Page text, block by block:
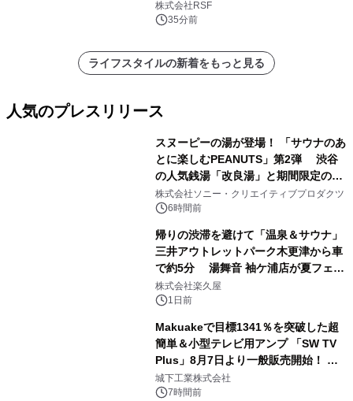
株式会社RSF
35分前
ライフスタイルの新着をもっと見る
人気のプレスリリース
スヌーピーの湯が登場！ 「サウナのあ
とに楽しむPEANUTS」第2弾 渋谷
の人気銭湯「改良湯」と期間限定のコ
ラボレーション サウナイキタイコラ
ボグッズも発売決定！
株式会社ソニー・クリエイティブプロダクツ
6時間前
帰りの渋滞を避けて「温泉＆サウナ」
三井アウトレットパーク木更津から車
で約5分 湯舞音 袖ケ浦店が夏フェア
メニューを提供
株式会社楽久屋
1日前
Makuakeで目標1341％を突破した超
簡単＆小型テレビ用アンプ 「SW TV
Plus」8月7日より一般販売開始！ ケ
ーブル1本つなぐだけ、テレビの音が
ぐっと豊かに
城下工業株式会社
7時間前